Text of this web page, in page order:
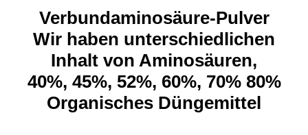
Verbundaminosäure-Pulver
Wir haben unterschiedlichen
Inhalt von Aminosäuren,
40%, 45%, 52%, 60%, 70% 80%
Organisches Düngemittel